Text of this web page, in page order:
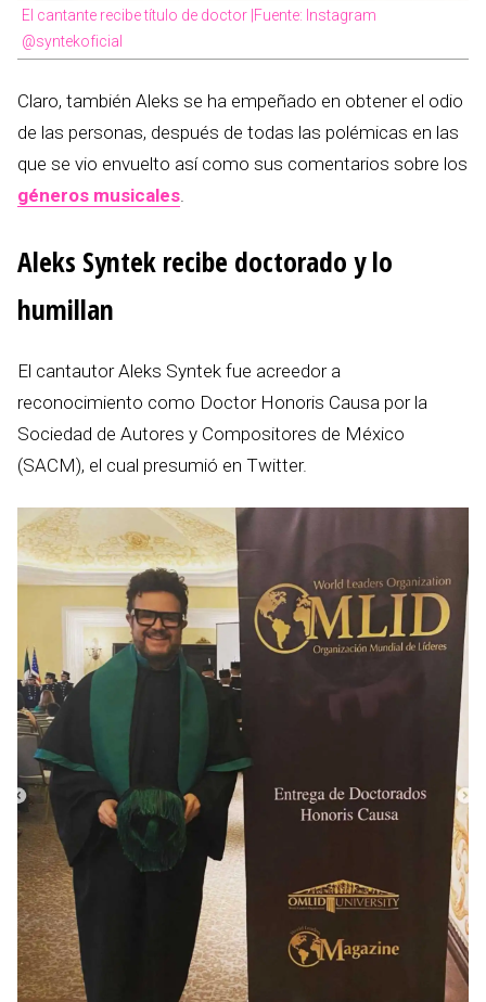
El cantante recibe título de doctor |Fuente: Instagram
@syntekoficial
Claro, también Aleks se ha empeñado en obtener el odio
de las personas, después de todas las polémicas en las
que se vio envuelto así como sus comentarios sobre los
géneros musicales.
Aleks Syntek recibe doctorado y lo
humillan
El cantautor Aleks Syntek fue acreedor a
reconocimiento como Doctor Honoris Causa por la
Sociedad de Autores y Compositores de México
(SACM), el cual presumió en Twitter.